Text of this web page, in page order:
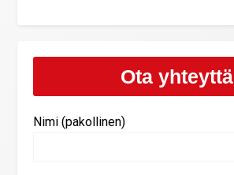
Ota yhteyttä
Nimi (pakollinen)